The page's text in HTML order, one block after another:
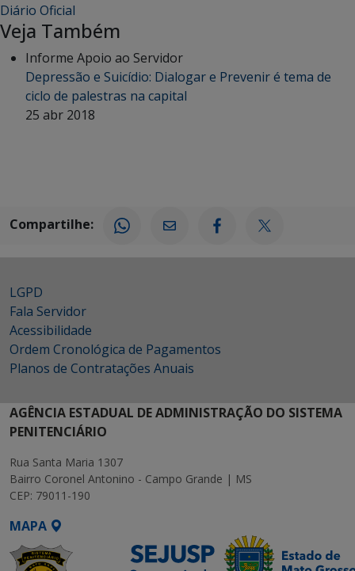
Diário Oficial
Veja Também
Informe Apoio ao Servidor
Depressão e Suicídio: Dialogar e Prevenir é tema de
ciclo de palestras na capital
25 abr 2018
Compartilhe:
LGPD
Fala Servidor
Acessibilidade
Ordem Cronológica de Pagamentos
Planos de Contratações Anuais
AGÊNCIA ESTADUAL DE ADMINISTRAÇÃO DO SISTEMA
PENITENCIÁRIO
Rua Santa Maria 1307
Bairro Coronel Antonino - Campo Grande | MS
CEP: 79011-190
MAPA